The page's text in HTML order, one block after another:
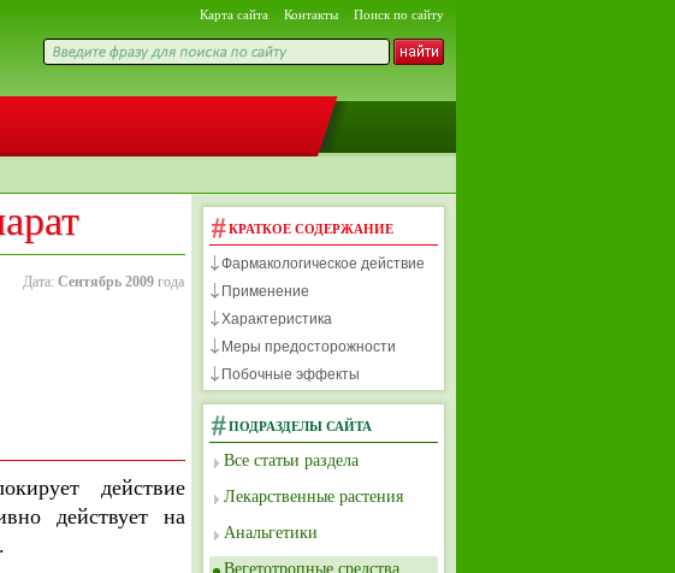
Карта сайта Контакты Поиск по сайту
Дата: Сентябрь 2009 года
действие
действует на
КРАТКОЕ СОДЕРЖАНИЕ
Фармакологическое действие
Применение
Характеристика
Меры предосторожности
Побочные эффекты
ПОДРАЗДЕЛЫ САЙТА
Все статьи раздела
Лекарственные растения
Анальгетики
Вегетотропные средства